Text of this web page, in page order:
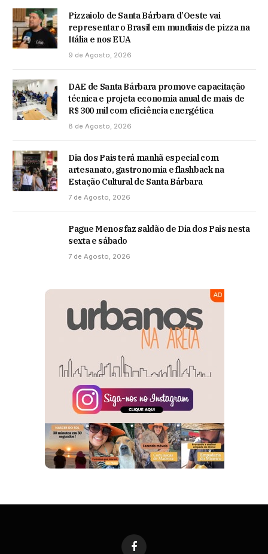
Pizzaiolo de Santa Bárbara d’Oeste vai
representar o Brasil em mundiais de pizza na
Itália e nos EUA
9 de Agosto, 2026
DAE de Santa Bárbara promove capacitação
técnica e projeta economia anual de mais de
R$ 300 mil com eficiência energética
8 de Agosto, 2026
Dia dos Pais terá manhã especial com
artesanato, gastronomia e flashback na
Estação Cultural de Santa Bárbara
7 de Agosto, 2026
Pague Menos faz saldão de Dia dos Pais nesta
sexta e sábado
7 de Agosto, 2026
Facebook